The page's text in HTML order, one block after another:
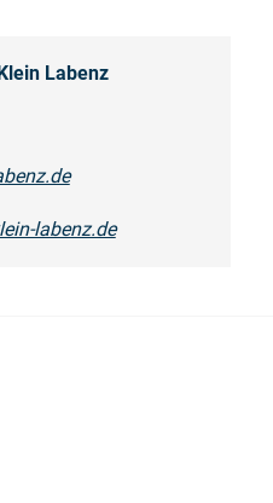
Labenz
labenz.de